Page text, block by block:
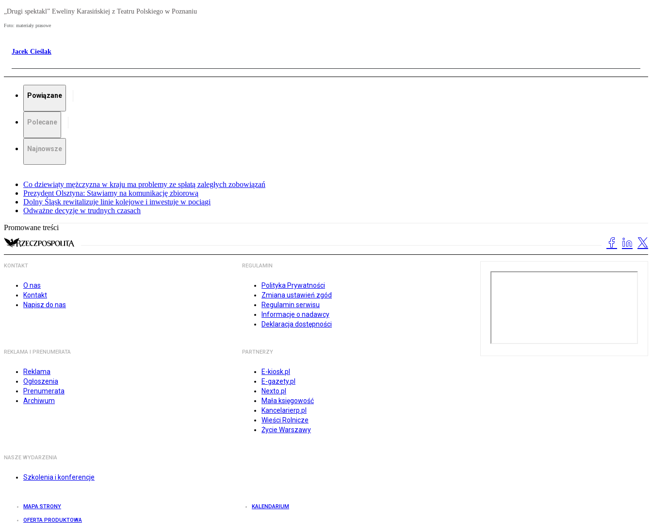
„Drugi spektakl” Eweliny Karasińskiej z Teatru Polskiego w Poznaniu
Foto: materiały prasowe
Jacek Cieślak
Powiązane
Polecane
Najnowsze
Co dziewiąty mężczyzna w kraju ma problemy ze spłatą zaległych zobowiązań
Prezydent Olsztyna: Stawiamy na komunikację zbiorową
Dolny Śląsk rewitalizuje linie kolejowe i inwestuje w pociągi
Odważne decyzje w trudnych czasach
Promowane treści
KONTAKT
O nas
Kontakt
Napisz do nas
REGULAMIN
Polityka Prywatności
Zmiana ustawień zgód
Regulamin serwisu
Informacje o nadawcy
Deklaracja dostępności
REKLAMA I PRENUMERATA
Reklama
Ogłoszenia
Prenumerata
Archiwum
PARTNERZY
E-kiosk.pl
E-gazety.pl
Nexto.pl
Mała księgowość
Kancelarierp.pl
Wieści Rolnicze
Życie Warszawy
NASZE WYDARZENIA
Szkolenia i konferencje
MAPA STRONY KALENDARIUM
OFERTA PRODUKTOWA